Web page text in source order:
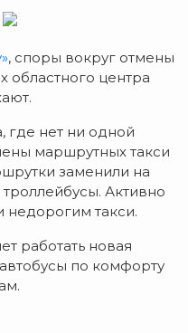
, споры вокруг отмены
областного центра
где нет ни одной
маршрутных такси
заменили на
Активно
недорогим такси.
работать новая
по комфорту